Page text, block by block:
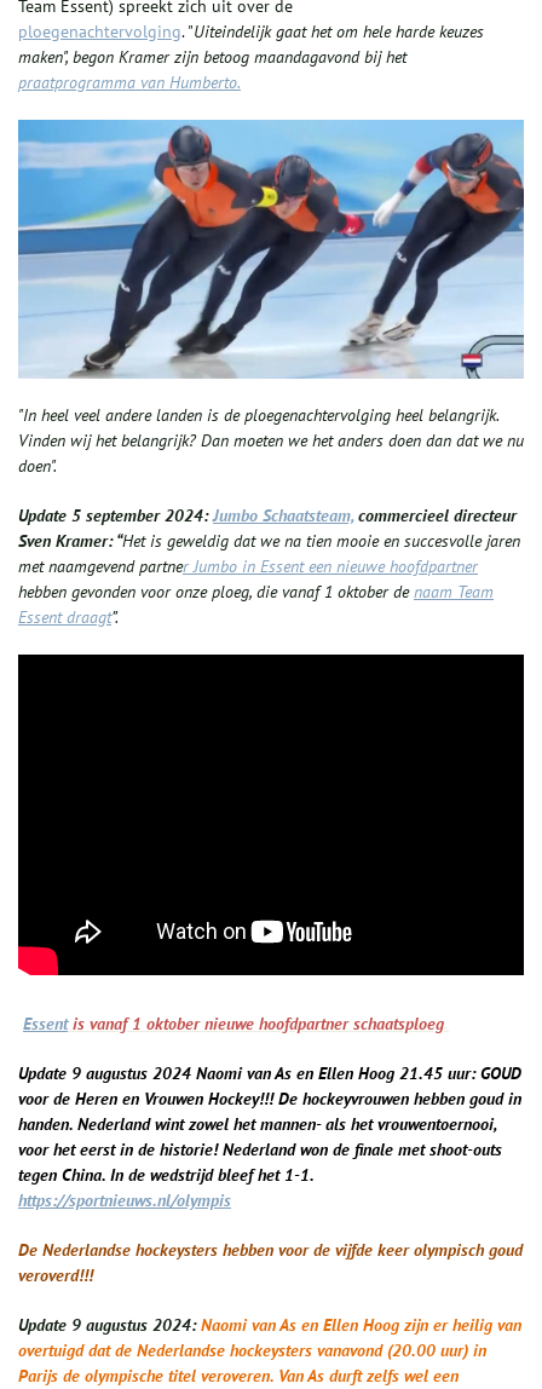
Team Essent) spreekt zich uit over de
ploegenachtervolging. "Uiteindelijk gaat het om hele harde keuzes
maken", begon Kramer zijn betoog maandagavond bij het
praatprogramma van Humberto.
"In heel veel andere landen is de ploegenachtervolging heel belangrijk.
Vinden wij het belangrijk? Dan moeten we het anders doen dan dat we nu
doen".
Update 5 september 2024:Jumbo Schaatsteam, commercieel directeur
Sven Kramer:“Het is geweldig dat we na tien mooie en succesvolle jaren
met naamgevend partner Jumbo in Essent een nieuwe hoofdpartner
hebben gevonden voor onze ploeg, die vanaf 1 oktober denaam Team
Essent draagt”.
Essentis vanaf 1 oktober nieuwe hoofdpartner schaatsploeg.
Update 9 augustus 2024 Naomi van As en Ellen Hoog 21.45 uur: GOUD
voor de Heren en Vrouwen Hockey!!! De hockeyvrouwen hebben goud in
handen. Nederland wint zowel het mannen- als het vrouwentoernooi,
voor het eerst in de historie! Nederland won de finale met shoot-outs
tegen China. In de wedstrijd bleef het 1-1.
https://sportnieuws.nl/olympis
De Nederlandse hockeysters hebben voor de vijfde keer olympisch goud
veroverd!!!
Update 9 augustus 2024:Naomi van As en Ellen Hoog zijn er heilig van
overtuigd dat de Nederlandse hockeysters vanavond (20.00 uur) in
Parijs de olympische titel veroveren. Van As durft zelfs wel een